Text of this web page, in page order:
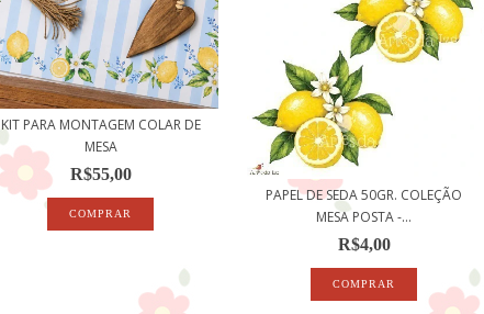
KIT PARA MONTAGEM COLAR DE
MESA
R$55,00
PAPEL DE SEDA 50GR. COLEÇÃO
MESA POSTA -...
R$4,00